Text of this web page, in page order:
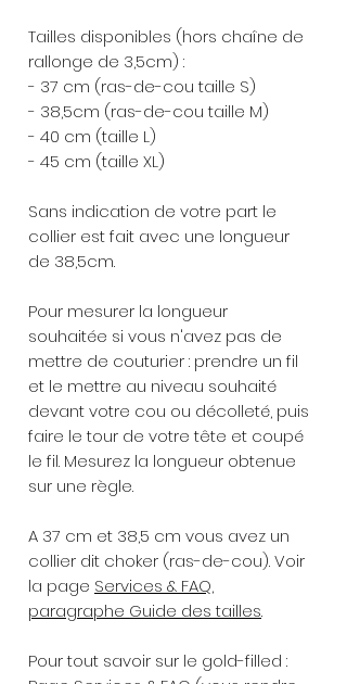
Tailles disponibles (hors chaîne de
rallonge de 3,5cm) :
- 37 cm (ras-de-cou taille S)
- 38,5cm (ras-de-cou taille M)
- 40 cm (taille L)
- 45 cm (taille XL)
Sans indication de votre part le
collier est fait avec une longueur
de 38,5cm.
Pour mesurer la longueur
souhaitée si vous n'avez pas de
mettre de couturier : prendre un fil
et le mettre au niveau souhaité
devant votre cou ou décolleté, puis
faire le tour de votre tête et coupé
le fil. Mesurez la longueur obtenue
sur une règle.
A 37 cm et 38,5 cm vous avez un
collier dit choker (ras-de-cou). Voir
la page Services & FAQ,
paragraphe Guide des tailles.
Pour tout savoir sur le gold-filled :